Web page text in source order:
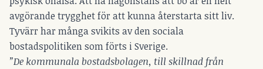
avgörande trygghet för att kunna återstarta sitt liv.
Tyvärr har många svikits av den sociala
bostadspolitiken som förts i Sverige.
”De kommunala bostadsbolagen, till skillnad från